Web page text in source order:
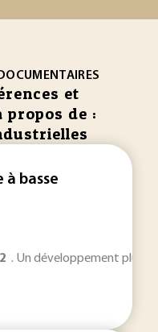
et
propos de :
à basse
2 . Un développement plus